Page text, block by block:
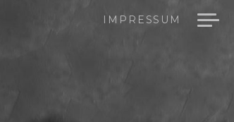
IMPRESSUM